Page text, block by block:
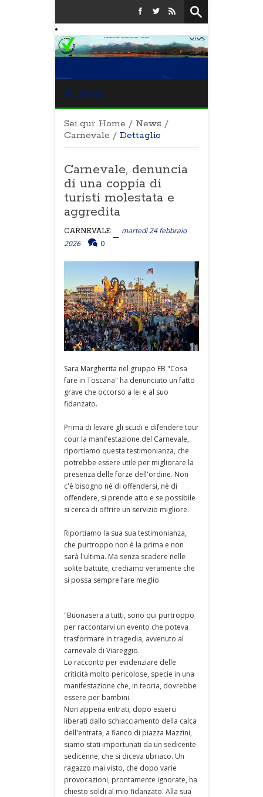
MENU
Sei qui: Home / News /
Carnevale / Dettaglio
Carnevale, denuncia
di una coppia di
turisti molestata e
aggredita
CARNEVALE
martedì 24 febbraio
2026
0
Sara Margherita nel gruppo FB "Cosa
fare in Toscana" ha denunciato un fatto
grave che occorso a lei e al suo
fidanzato.
Prima di levare gli scudi e difendere tour
cour la manifestazione del Carnevale,
riportiamo questa testimonianza, che
potrebbe essere utile per migliorare la
presenza delle forze dell'ordine. Non
c'è bisogno nè di offendersi, nè di
offendere, si prende atto e se possibile
si cerca di offrire un servizio migliore.
Riportiamo la sua sua testimonianza,
che purtroppo non è la prima e non
sarà l'ultima. Ma senza scadere nelle
solite battute, crediamo veramente che
si possa sempre fare meglio.
"Buonasera a tutti, sono qui purtroppo
per raccontarvi un evento che poteva
trasformare in tragedia, avvenuto al
carnevale di Viareggio.
Lo racconto per evidenziare delle
criticità molto pericolose, specie in una
manifestazione che, in teoria, dovrebbe
essere per bambini.
Non appena entrati, dopo esserci
liberati dallo schiacciamento della calca
dell'entrata, a fianco di piazza Mazzini,
siamo stati importunati da un sedicente
sedicenne, che si diceva ubriaco. Un
ragazzo mai visto, che dopo varie
provocazioni, prontamente ignorate, ha
chiesto soldi al mio fidanzato. Alla sua